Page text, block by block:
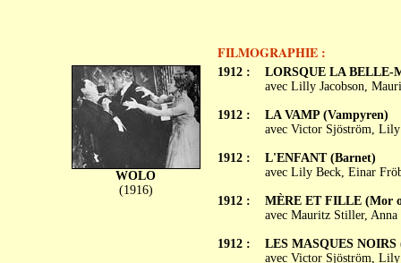
FILMOGRAPHIE :
WOLO
(1916)
1912 :
1912 :
1912 :
1912 :
1912 :
LORSQUE LA BELLE-
avec Lilly Jacobson,
LA VAMP (Vampyren)
avec Victor Sjöström,
L'ENFANT (Barnet)
avec Lily Beck, Einar
MÈRE ET FILLE (Mor
avec Mauritz Stiller,
LES MASQUES NOIRS
avec Victor Sjöström,